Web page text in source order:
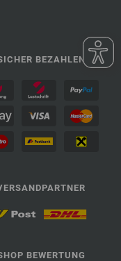
BEZAHLEN
BEWERTUNG